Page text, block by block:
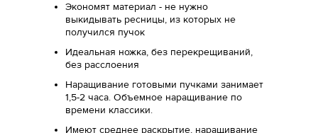
Экономят материал - не нужно
выкидывать ресницы, из которых не
получился пучок
Идеальная ножка, без перекрещиваний,
без расслоения
Наращивание готовыми пучками занимает
1,5-2 часа. Объемное наращивание по
времени классики.
Имеют среднее раскрытие, наращивание